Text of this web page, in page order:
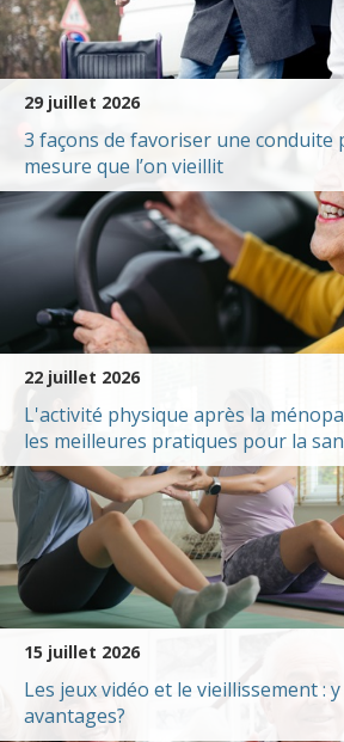
29 juillet 2026
3 façons de favoriser une conduite
mesure que l’on vieillit
22 juillet 2026
L'activité physique après la
les meilleures pratiques pour la
15 juillet 2026
Les jeux vidéo et le vieillissement :
avantages?